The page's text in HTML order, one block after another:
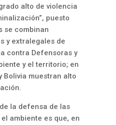
alto de violencia
puesto
se combinan
y extralegales de
contra Defensoras y
y el territorio; en
Bolivia muestran alto
la defensa de las
ambiente es que, en